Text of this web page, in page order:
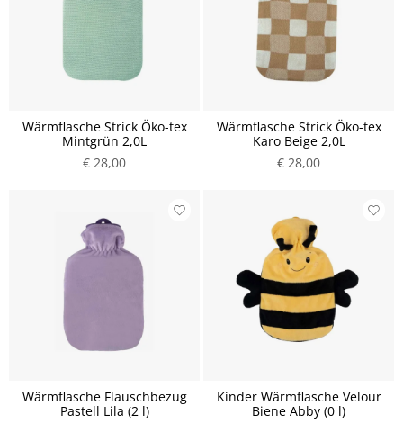
Wärmflasche Strick Öko-tex
Mintgrün 2,0L
€ 28,00
Wärmflasche Strick Öko-tex
Karo Beige 2,0L
€ 28,00
Wärmflasche Flauschbezug
Pastell Lila (2 l)
Kinder Wärmflasche Velour
Biene Abby (0 l)